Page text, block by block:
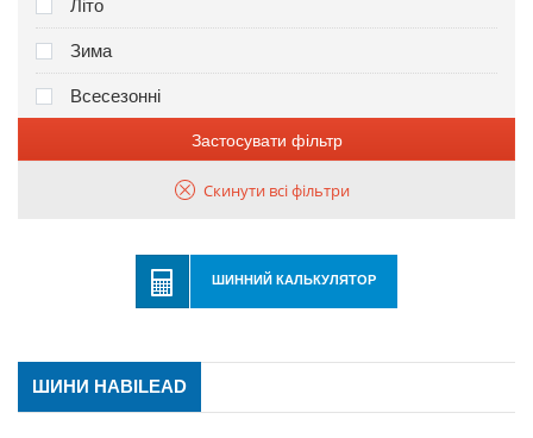
Літо
Зима
Всесезонні
Застосувати фільтр
Скинути всі фільтри
ШИННИЙ КАЛЬКУЛЯТОР
ШИНИ HABILEAD